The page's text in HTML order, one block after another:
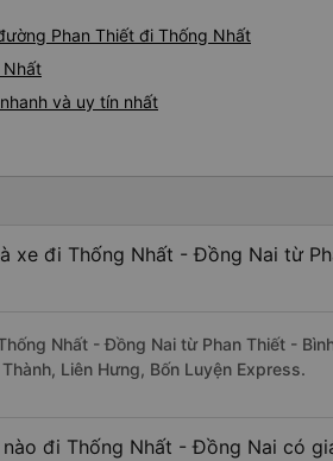
Phan Thiết đi Thống Nhất
Nhất
và uy tín nhất
xe đi Thống Nhất - Đồng Nai từ
Nhất - Đồng Nai từ Phan Thiết -
Liên Hưng, Bốn Luyện Express.
nào đi Thống Nhất - Đồng Nai có